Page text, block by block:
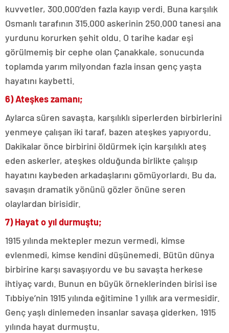
kuvvetler, 300.000’den fazla kayıp verdi. Buna karşılık
Osmanlı tarafının 315.000 askerinin 250.000 tanesi ana
yurdunu korurken şehit oldu. O tarihe kadar eşi
görülmemiş bir cephe olan Çanakkale, sonucunda
toplamda yarım milyondan fazla insan genç yaşta
hayatını kaybetti.
6) Ateşkes zamanı;
Aylarca süren savaşta, karşılıklı siperlerden birbirlerini
yenmeye çalışan iki taraf, bazen ateşkes yapıyordu.
Dakikalar önce birbirini öldürmek için karşılıklı ateş
eden askerler, ateşkes olduğunda birlikte çalışıp
hayatını kaybeden arkadaşlarını gömüyorlardı. Bu da,
savaşın dramatik yönünü gözler önüne seren
olaylardan birisidir.
7) Hayat o yıl durmuştu;
1915 yılında mektepler mezun vermedi, kimse
evlenmedi, kimse kendini düşünemedi. Bütün dünya
birbirine karşı savaşıyordu ve bu savaşta herkese
ihtiyaç vardı. Bunun en büyük örneklerinden birisi ise
Tıbbiye’nin 1915 yılında eğitimine 1 yıllık ara vermesidir.
Genç yaşlı dinlemeden insanlar savaşa giderken, 1915
yılında hayat durmuştu.